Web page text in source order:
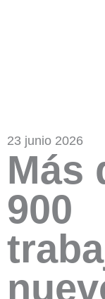
23 junio 2026
Más
900